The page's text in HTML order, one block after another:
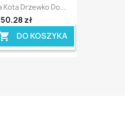
Kota Drzewko Do...
50,28 zł
 DO KOSZYKA